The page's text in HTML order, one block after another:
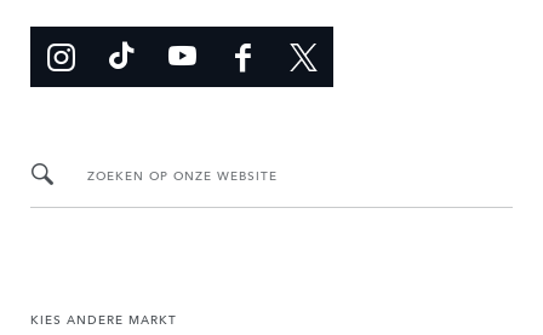
ZOEKEN OP ONZE WEBSITE
KIES ANDERE MARKT